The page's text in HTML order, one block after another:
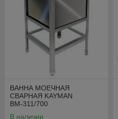
ВАННА МОЕЧНАЯ
СВАРНАЯ KAYMAN
ВМ-311/700
В наличии